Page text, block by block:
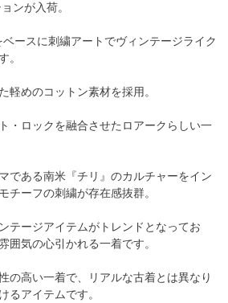
ンが入荷。
ースに刺繍アートでヴィンテージライク
。
軽めのコットン素材を採用。
・ロックを融合させたロアークらしい一
である南米『チリ』のカルチャーをイン
チーフの刺繍が存在感抜群。
テージアイテムがトレンドとなってお
囲気の心引かれる一着です。
の高い一着で、リアルな古着とは異なり
るアイテムです。